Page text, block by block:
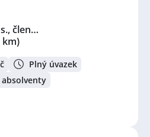
člen…
km)
Plný úvazek